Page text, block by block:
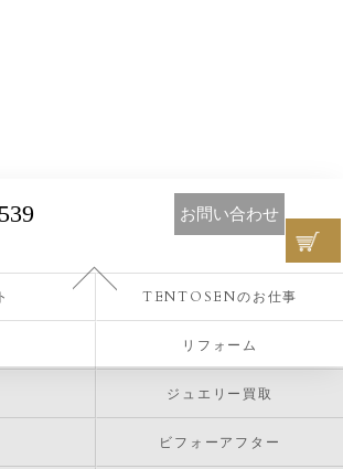
お問い合わせ
TENTOSENのお仕事
リフォーム
ジュエリー買取
ビフォーアフター